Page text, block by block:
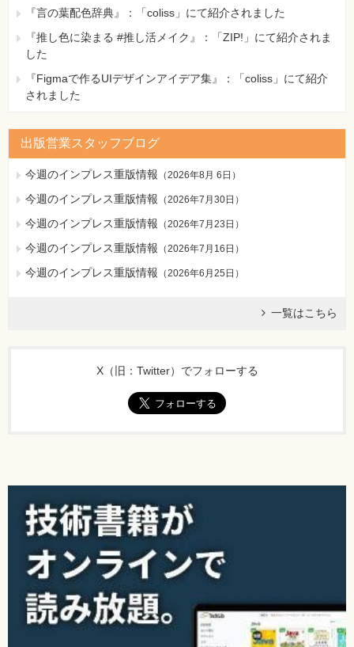
『言の葉配色辞典』：「coliss」にて紹介されました
『推し色に染まる #推し活メイク』：「ZIP!」にて紹介されま
した
『Figmaで作るUIデザインアイデア集』：「coliss」にて紹介
されました
出版営業スタッフブログ
今週のインプレス重版情報 （2026年8月 6日 ）
今週のインプレス重版情報 （2026年7月30日 ）
今週のインプレス重版情報 （2026年7月23日 ）
今週のインプレス重版情報 （2026年7月16日 ）
今週のインプレス重版情報 （2026年6月25日 ）
一覧はこちら
X（旧：Twitter）でフォローする